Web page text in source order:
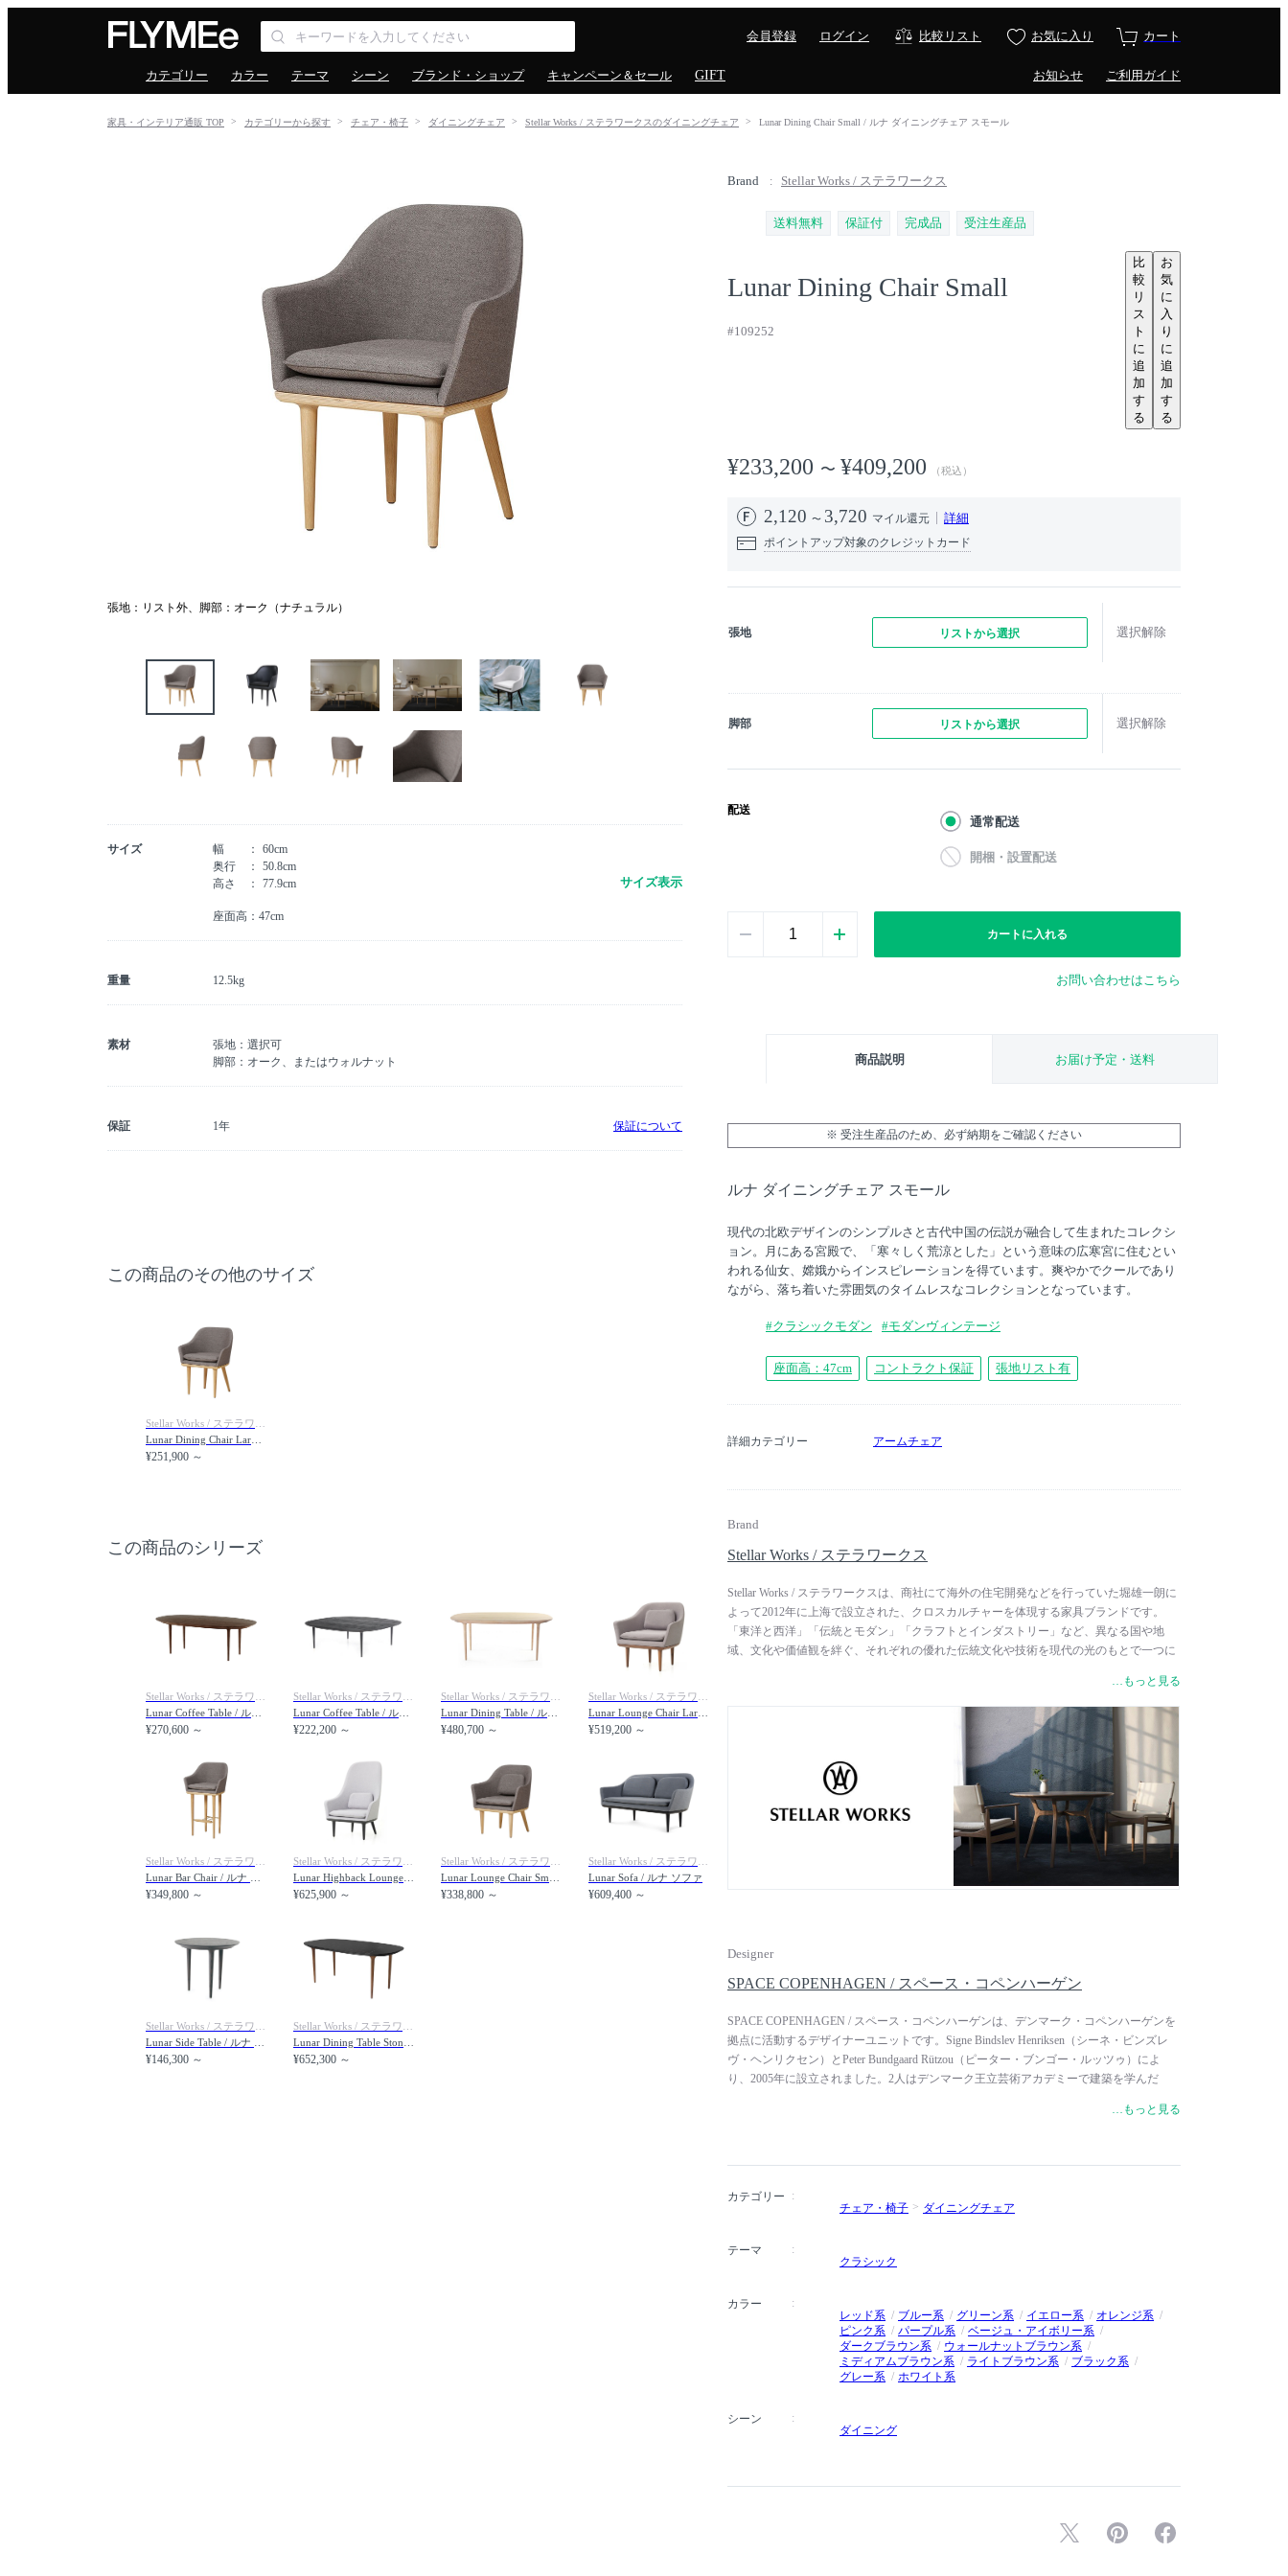
会員登録 ログイン 比較リスト お気に入り カート
カテゴリー カラー テーマ シーン ブランド・ショップ キャンペーン＆セール GIFT お知らせ ご利用ガイド
家具・インテリア通販 TOP カテゴリーから探す チェア・椅子 ダイニングチェア Stellar Works / ステラワークスのダイニングチェア Lunar Dining Chair Small / ルナ ダイニングチェア スモール
Brand Stellar Works / ステラワークス
送料無料 保証付 完成品 受注生産品
Lunar Dining Chair Small
#109252
比
較
リ
ス
ト
に
追
加
す
る
お
気
に
入
り
に
追
加
す
る
¥233,200 ¥409,200 （税込）
2,120 3,720 マイル還元 詳細
ポイントアップ対象のクレジットカード
張地 リストから選択 選択解除
脚部 リストから選択 選択解除
配送
通常配送
開梱・設置配送
カートに入れる
お問い合わせはこちら
商品説明 お届け予定・送料
※ 受注生産品のため、必ず納期をご確認ください
ルナ ダイニングチェア スモール
現代の北欧デザインのシンプルさと古代中国の伝説が融合して生まれたコレクシ
ョン。月にある宮殿で、「寒々しく荒涼とした」という意味の広寒宮に住むとい
われる仙女、嫦娥からインスピレーションを得ています。爽やかでクールであり
ながら、落ち着いた雰囲気のタイムレスなコレクションとなっています。
#クラシックモダン #モダンヴィンテージ
座面高：47cm コントラクト保証 張地リスト有
詳細カテゴリー アームチェア
Brand
Stellar Works / ステラワークス
Stellar Works / ステラワークスは、商社にて海外の住宅開発などを行っていた堀雄一朗に
よって2012年に上海で設立された、クロスカルチャーを体現する家具ブランドです。
「東洋と西洋」「伝統とモダン」「クラフトとインダストリー」など、異なる国や地
域、文化や価値観を絆ぐ、それぞれの優れた伝統文化や技術を現代の光のもとで一つに
をクリエイティブ・ディレクターに迎え、ニューヨークなどを拠点とするYabu
Pushelberg（ヤブ・プシェルバーグ）や日本のnendoといった世界トップクラスの建築
家、インテリアデザイナー、プロダクトデザイナーを起用。アジアの美に改めて注目
し、ヨーロッパの伝統という異なる視点から、歴史ある日本の伝統的なフォルムやスタ
イルやモチーフを取り入れ、タイムレスな新しいものづくりを目指しています。
…もっと見る
Designer
SPACE COPENHAGEN / スペース・コペンハーゲン
SPACE COPENHAGEN / スペース・コペンハーゲンは、デンマーク・コペンハーゲンを
拠点に活動するデザイナーユニットです。Signe Bindslev Henriksen（シーネ・ビンズレ
ヴ・ヘンリクセン）とPeter Bundgaard Rützou（ピーター・ブンゴー・ルッツゥ）によ
り、2005年に設立されました。2人はデンマーク王立芸術アカデミーで建築を学んだ
されるコペンハーゲンのレストラン「NOMA（ノーマ）」の内装デザインをはじめ、世
…もっと見る
カテゴリー
チェア・椅子
ダイニングチェア
テーマ
クラシック
カラー
レッド系
ブルー系 グリーン系 イエロー系
オレンジ系
ピンク系
パープル系
ベージュ・アイボリー系
ダークブラウン系
ウォールナットブラウン系
ミディアムブラウン系
ライトブラウン系
ブラック系
グレー系
ホワイト系
シーン
ダイニング
張地：リスト外、脚部：オーク（ナチュラル）
サイズ 幅
60cm
奥行
50.8cm
高さ
77.9cm
座面高：47cm
サイズ表示
重量 12.5kg
素材
張地：選択可
脚部：オーク、またはウォルナット
保証 1年 保証について
この商品のその他のサイズ
¥251,900 ～
この商品のシリーズ
¥270,600 ～ ¥222,200 ～ ¥480,700 ～ ¥519,200 ～
¥349,800 ～ ¥625,900 ～ ¥338,800 ～
Lunar Sofa / ルナ ソファ
¥609,400 ～
¥146,300 ～ ¥652,300 ～